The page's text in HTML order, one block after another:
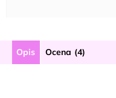
Opis Ocena (4)